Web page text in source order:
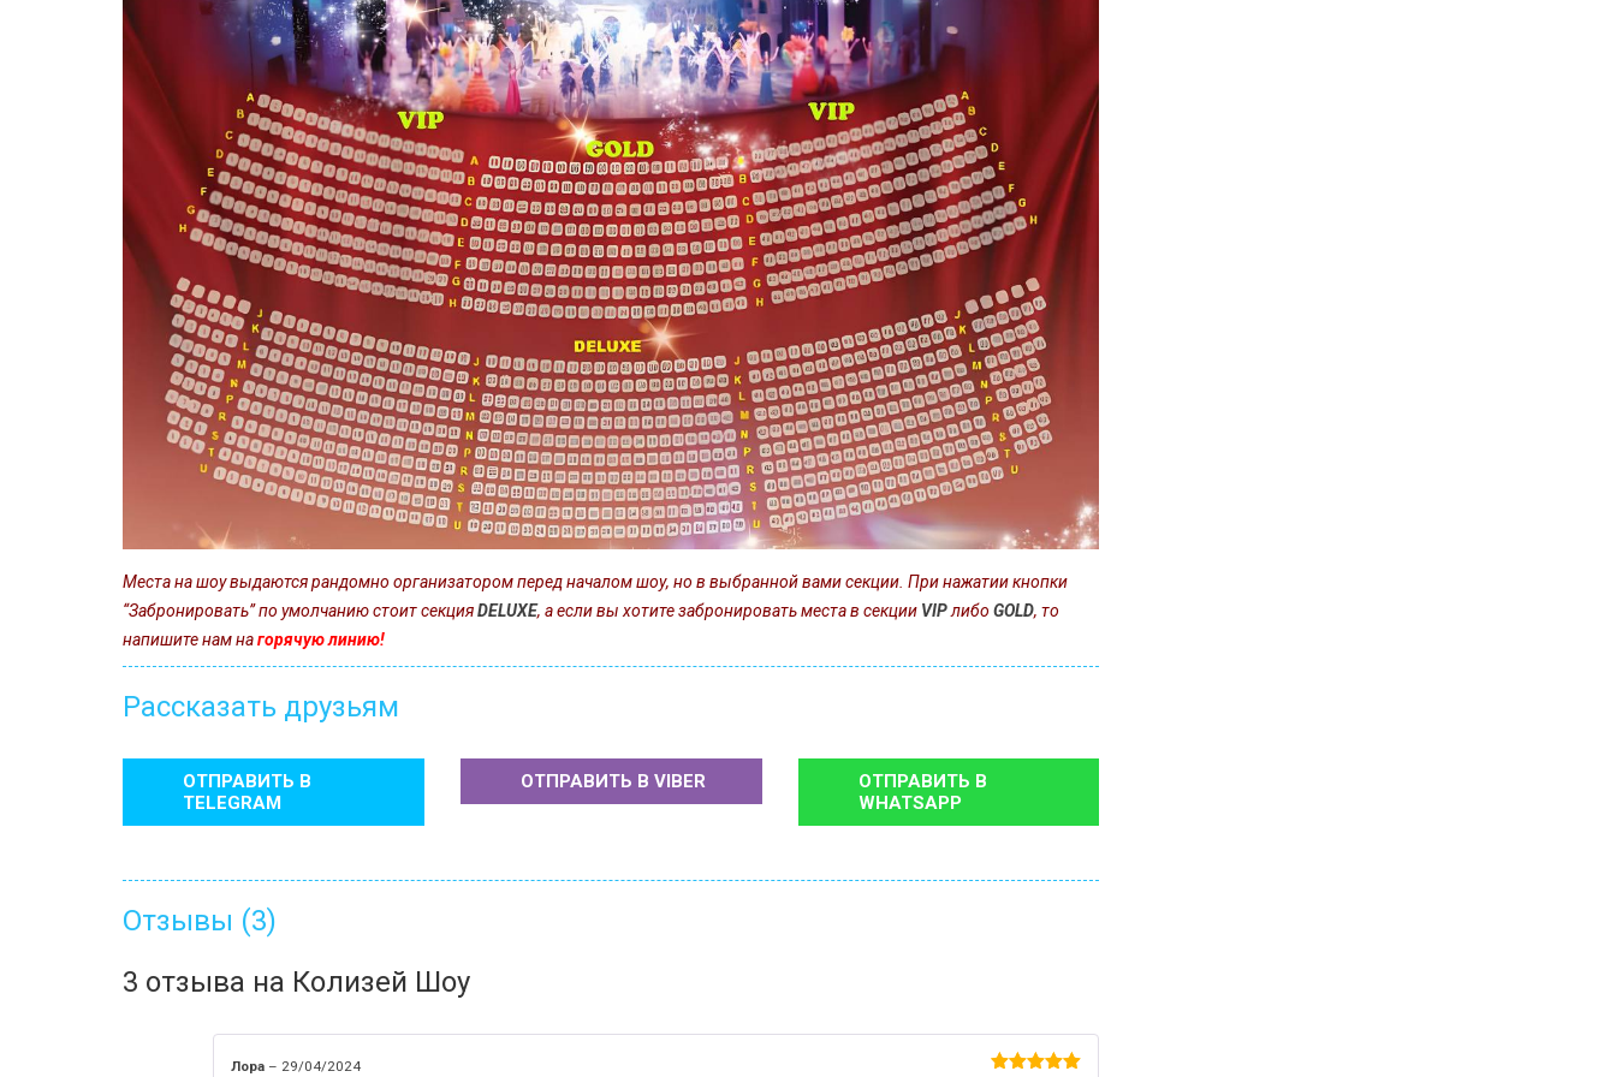
Места на шоу выдаются рандомно организатором перед началом шоу, но в выбранной вами секции. При нажатии кнопки
“Забронировать” по умолчанию стоит секцияDELUXE, а если вы хотите забронировать места в секции VIPлибо GOLD, то
напишите нам нагорячую линию!
Рассказать друзьям
ОТПРАВИТЬ В
TELEGRAM
ОТПРАВИТЬ В VIBER
ОТПРАВИТЬ В
WHATSAPP
Отзывы (3)
3 отзыва на Колизей Шоу
Лора – 29/04/2024